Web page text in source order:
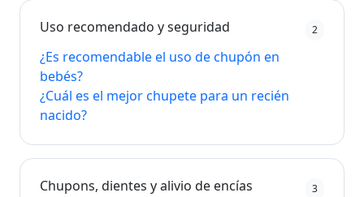
Uso recomendado y seguridad 2
¿Es recomendable el uso de chupón en
bebés?
¿Cuál es el mejor chupete para un recién
nacido?
Chupons, dientes y alivio de encías 3